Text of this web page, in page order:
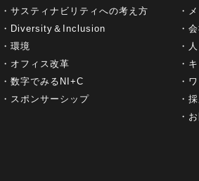
サスティナビリティへの考え方
Diversity＆Inclusion
環境
オフィス改革
数字でみるNI+C
スポンサーシップ